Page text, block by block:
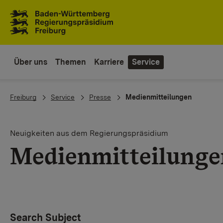
Über uns Themen Karriere Service
You are here:
Freiburg Service Presse Medienmitteilungen
Neuigkeiten aus dem Regierungspräsidium
Search Subject